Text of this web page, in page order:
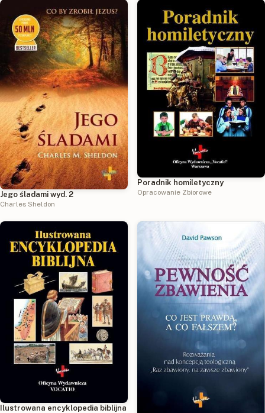
Jego śladami wyd. 2
Charles Sheldon
Poradnik homiletyczny
Opracowanie Zbiorowe
Ilustrowana encyklopedia biblijna